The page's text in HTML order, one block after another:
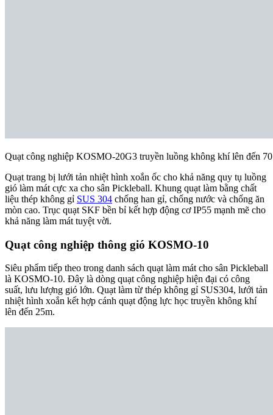
Quạt công nghiệp KOSMO-20G3 truyền luồng không khí lên đến
Quạt trang bị lưới tản nhiệt hình xoắn ốc cho khả năng quy tụ luồng
gió làm mát cực xa cho sân Pickleball. Khung quạt làm bằng chất
liệu thép không gỉ SUS 304 chống han gỉ, chống nước và chống ăn
mòn cao. Trục quạt SKF bền bỉ kết hợp động cơ IP55 mạnh mẽ cho
khả năng làm mát tuyệt vời.
Quạt công nghiệp thông gió KOSMO-10
Siêu phẩm tiếp theo trong danh sách quạt làm mát cho sân Pickleball
là KOSMO-10. Đây là dòng quạt công nghiệp hiện đại có công
suất, lưu lượng gió lớn. Quạt làm từ thép không gỉ SUS304, lưới tản
nhiệt hình xoắn kết hợp cánh quạt động lực học truyền không khí
lên đến 25m.